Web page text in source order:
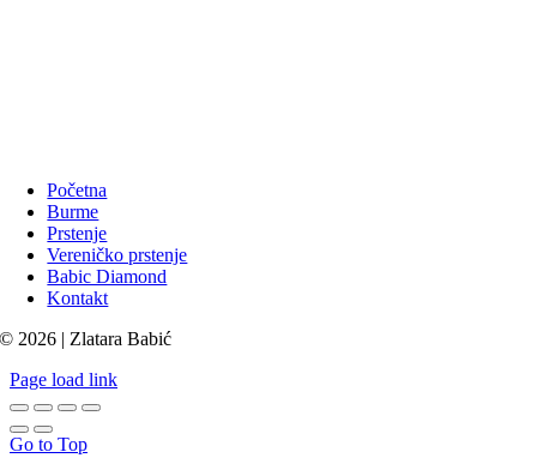
Početna
Burme
Prstenje
Vereničko prstenje
Babic Diamond
Kontakt
© 2026 | Zlatara Babić
Page load link
Go to Top